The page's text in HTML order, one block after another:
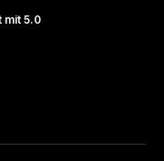
mit 5.0